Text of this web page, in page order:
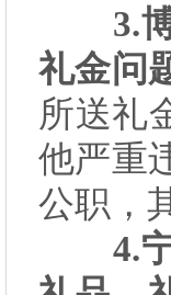
3.博
礼金问
所送礼
他严重
公职，
4.